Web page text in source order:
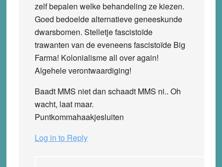
zelf bepalen welke behandeling ze kiezen.
Goed bedoelde alternatieve geneeskunde
dwarsbomen. Stelletje fascistoïde
trawanten van de eveneens fascistoïde Big
Farma! Kolonialisme all over again!
Algehele verontwaardiging!
Baadt MMS niet dan schaadt MMS ni.. Oh
wacht, laat maar.
Puntkommahaakjesluiten
Log in to Reply